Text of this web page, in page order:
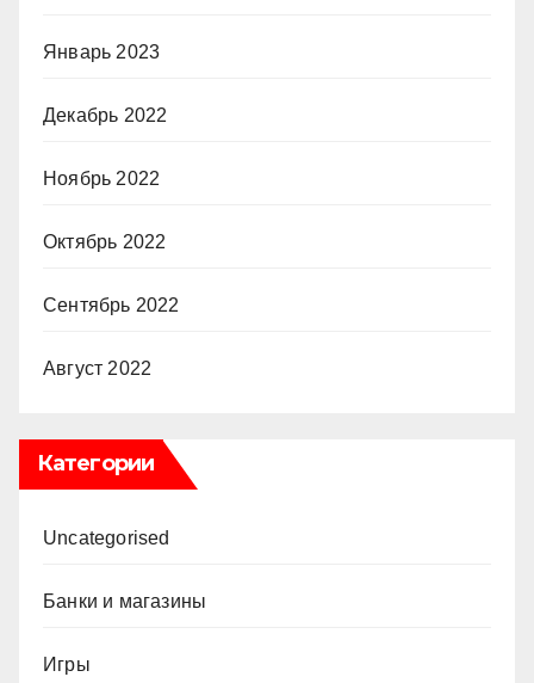
Январь 2023
Декабрь 2022
Ноябрь 2022
Октябрь 2022
Сентябрь 2022
Август 2022
Категории
Uncategorised
Банки и магазины
Игры